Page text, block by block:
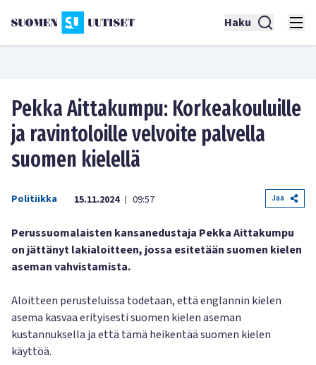
Haku
Pekka Aittakumpu: Korkeakouluille
ja ravintoloille velvoite palvella
suomen kielellä
Politiikka 15.11.2024 | 09:57 Jaa
Perussuomalaisten kansanedustaja Pekka Aittakumpu
on jättänyt lakialoitteen, jossa esitetään suomen kielen
aseman vahvistamista.
Aloitteen perusteluissa todetaan, että englannin kielen
asema kasvaa erityisesti suomen kielen aseman
kustannuksella ja että tämä heikentää suomen kielen
käyttöä.